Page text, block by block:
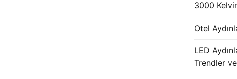
3000
Otel
LED
Trendler